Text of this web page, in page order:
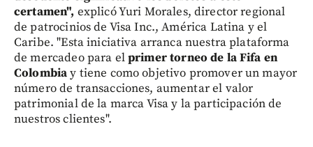
certamen", explicó Yuri Morales, director regional
de patrocinios de Visa Inc., América Latina y el
Caribe. "Esta iniciativa arranca nuestra plataforma
de mercadeo para elprimer torneo de la Fifa en
Colombiay tiene como objetivo promover un mayor
número de transacciones, aumentar el valor
patrimonial de la marca Visa y la participación de
nuestros clientes".